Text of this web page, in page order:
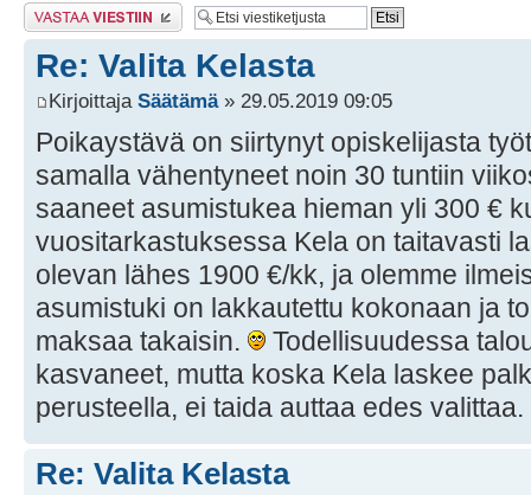
Lähetä vastaus
Re: Valita Kelasta
Kirjoittaja Säätämä» 29.05.2019 09:05
Poikaystävä on siirtynyt opiskelijasta
samalla vähentyneet noin 30 tuntiin
saaneet asumistukea hieman yli 300 €
vuositarkastuksessa Kela on taitavasti
olevan lähes 1900 €/kk, ja olemme
asumistuki on lakkautettu kokonaan ja
maksaa takaisin.
Todellisuudessa
kasvaneet, mutta koska Kela laskee
perusteella, ei taida auttaa edes valittaa.
Re: Valita Kelasta